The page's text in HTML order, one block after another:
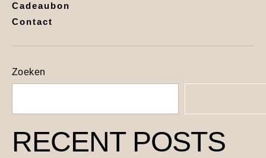
Cadeaubon
Contact
Zoeken
RECENT POSTS